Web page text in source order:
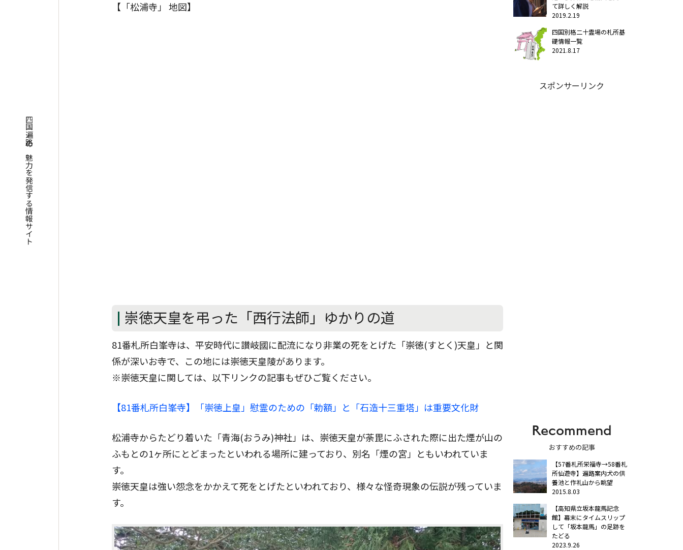
四国遍路の魅力を発信する情報サイト
【「松浦寺」 地図】
崇徳天皇を弔った「西行法師」ゆかりの道
81番札所白峯寺は、平安時代に讃岐國に配流になり非業の死をとげた「崇徳(すとく)天皇」と関
係が深いお寺で、この地には崇徳天皇陵があります。
※崇徳天皇に関しては、以下リンクの記事もぜひご覧ください。
【81番札所白峯寺】「崇徳上皇」慰霊のための「勅額」と「石造十三重塔」は重要文化財
松浦寺からたどり着いた「青海(おうみ)神社」は、崇徳天皇が荼毘にふされた際に出た煙が山の
ふもとの1ヶ所にとどまったといわれる場所に建っており、別名「煙の宮」ともいわれていま
す。
崇徳天皇は強い怨念をかかえて死をとげたといわれており、様々な怪奇現象の伝説が残っていま
す。
て詳しく解説
2019.2.19
四国別格二十霊場の札所基
礎情報一覧
2021.8.17
スポンサーリンク
Recommend
おすすめの記事
【57番札所栄福寺→58番札
所仙遊寺】遍路案内犬の供
養池と作礼山から眺望
2015.8.03
【高知県立坂本龍馬記念
館】幕末にタイムスリップ
して「坂本龍馬」の足跡を
たどる
2023.9.26